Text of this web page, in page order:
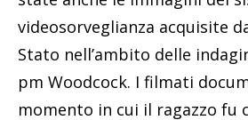
videosorveglianza acquisite
Stato nell’ambito delle
pm Woodcock. I filmati
momento in cui il ragazzo fu